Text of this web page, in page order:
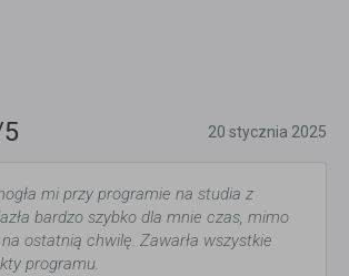
20 stycznia 2025
mi przy programie na studia z
bardzo szybko dla mnie czas, mimo
ostatnią chwilę. Zawarła wszystkie
programu.